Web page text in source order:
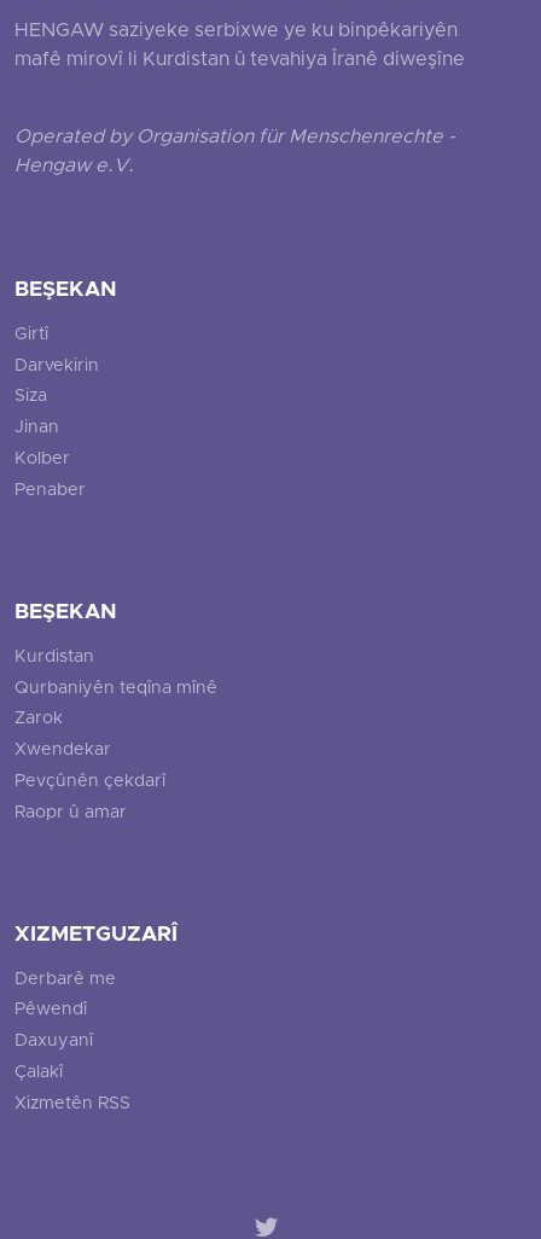
HENGAW saziyeke serbixwe ye ku binpêkariyên
mafê mirovî li Kurdistan û tevahiya Îranê diweşîne
Operated by Organisation für Menschenrechte -
Hengaw e.V.
BEŞEKAN
Girtî
Darvekirin
Siza
Jinan
Kolber
Penaber
BEŞEKAN
Kurdistan
Qurbaniyên teqîna mînê
Zarok
Xwendekar
Pevçûnên çekdarî
Raopr û amar
XIZMETGUZARÎ
Derbarê me
Pêwendî
Daxuyanî
Çalakî
Xizmetên RSS